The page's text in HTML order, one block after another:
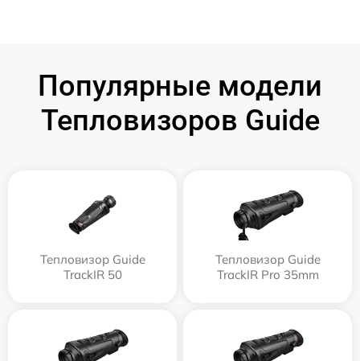
Популярные модели
Тепловизоров Guide
Тепловизор Guide
TrackIR 50
Тепловизор Guide
TrackIR Pro 35mm